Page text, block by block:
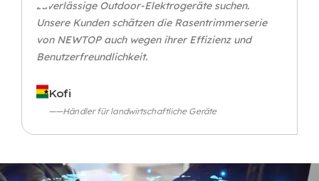
zuverlässige Outdoor-Elektrogeräte suchen.
Unsere Kunden schätzen die Rasentrimmerserie
von NEWTOP auch wegen ihrer Effizienz und
Benutzerfreundlichkeit.
Kofi
——Händler für landwirtschaftliche Geräte